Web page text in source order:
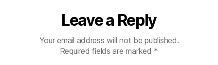
Leave a Reply
Your email address will not be published.
Required fields are marked *